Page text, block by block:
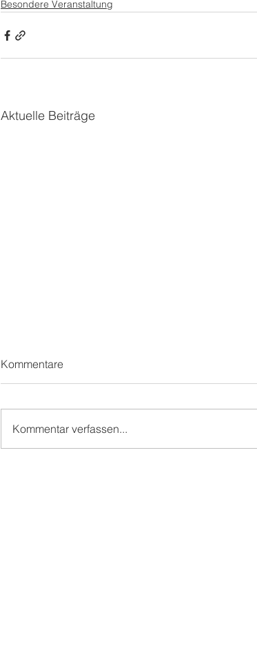
Besondere Veranstaltung
Aktuelle Beiträge
Kommentare
Kommentar verfassen...